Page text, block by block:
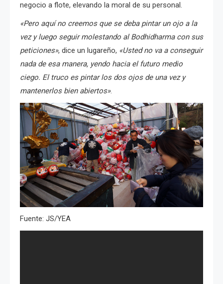
negocio a flote, elevando la moral de su personal.
«Pero aquí no creemos que se deba pintar un ojo a la
vez y luego seguir molestando al Bodhidharma con sus
peticiones», dice un lugareño, «Usted no va a conseguir
nada de esa manera, yendo hacia el futuro medio
ciego. El truco es pintar los dos ojos de una vez y
mantenerlos bien abiertos».
Fuente: JS/YEA